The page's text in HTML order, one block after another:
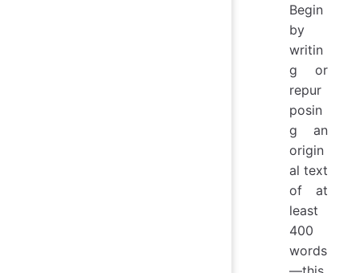
Begin
by
writin
g or
repur
posin
g an
origin
al text
of at
least
400
words